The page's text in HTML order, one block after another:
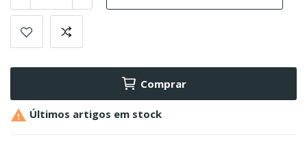
Comprar
 Últimos artigos em stock